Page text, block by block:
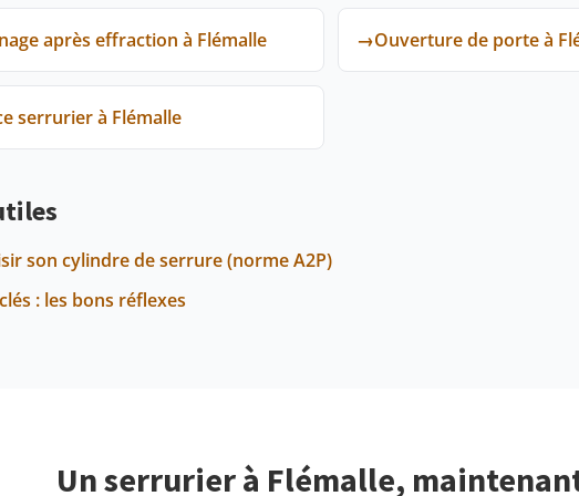
après effraction à Flémalle →Ouverture de porte à
serrurier à Flémalle
son cylindre de serrure (norme A2P)
: les bons réflexes
Un serrurier à Flémalle,